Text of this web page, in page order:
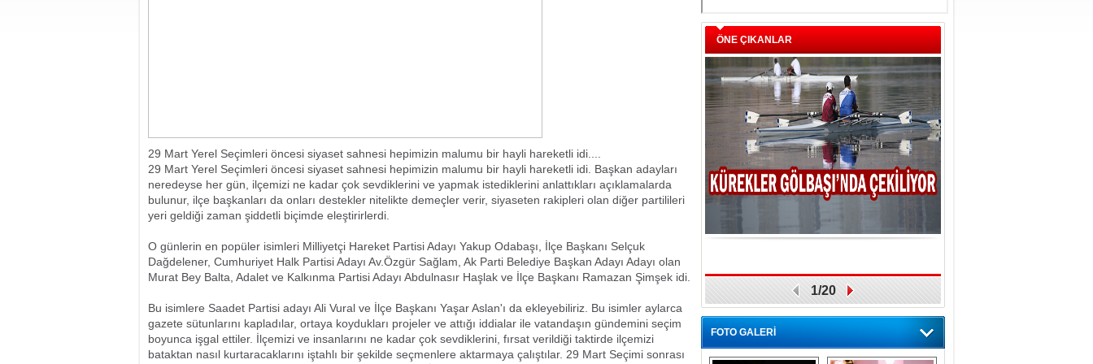
29 Mart Yerel Seçimleri öncesi siyaset sahnesi hepimizin malumu bir hayli hareketli idi....
29 Mart Yerel Seçimleri öncesi siyaset sahnesi hepimizin malumu bir hayli hareketli idi. Başkan adayları
neredeyse her gün, ilçemizi ne kadar çok sevdiklerini ve yapmak istediklerini anlattıkları açıklamalarda
bulunur, ilçe başkanları da onları destekler nitelikte demeçler verir, siyaseten rakipleri olan diğer partilileri
yeri geldiği zaman şiddetli biçimde eleştirirlerdi.
O günlerin en popüler isimleri Milliyetçi Hareket Partisi Adayı Yakup Odabaşı, İlçe Başkanı Selçuk
Dağdelener, Cumhuriyet Halk Partisi Adayı Av.Özgür Sağlam, Ak Parti Belediye Başkan Adayı Adayı olan
Murat Bey Balta, Adalet ve Kalkınma Partisi Adayı Abdulnasır Haşlak ve İlçe Başkanı Ramazan Şimşek idi.
Bu isimlere Saadet Partisi adayı Ali Vural ve İlçe Başkanı Yaşar Aslan'ı da ekleyebiliriz. Bu isimler aylarca
gazete sütunlarını kapladılar, ortaya koydukları projeler ve attığı iddialar ile vatandaşın gündemini seçim
boyunca işgal ettiler. İlçemizi ve insanlarını ne kadar çok sevdiklerini, fırsat verildiği taktirde ilçemizi
bataktan nasıl kurtaracaklarını iştahlı bir şekilde seçmenlere aktarmaya çalıştılar. 29 Mart Seçimi sonrası
ÖNE ÇIKANLAR
1/20
FOTO GALERİ